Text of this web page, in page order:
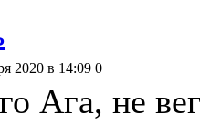
2020 в 14:09 0
Ага, не